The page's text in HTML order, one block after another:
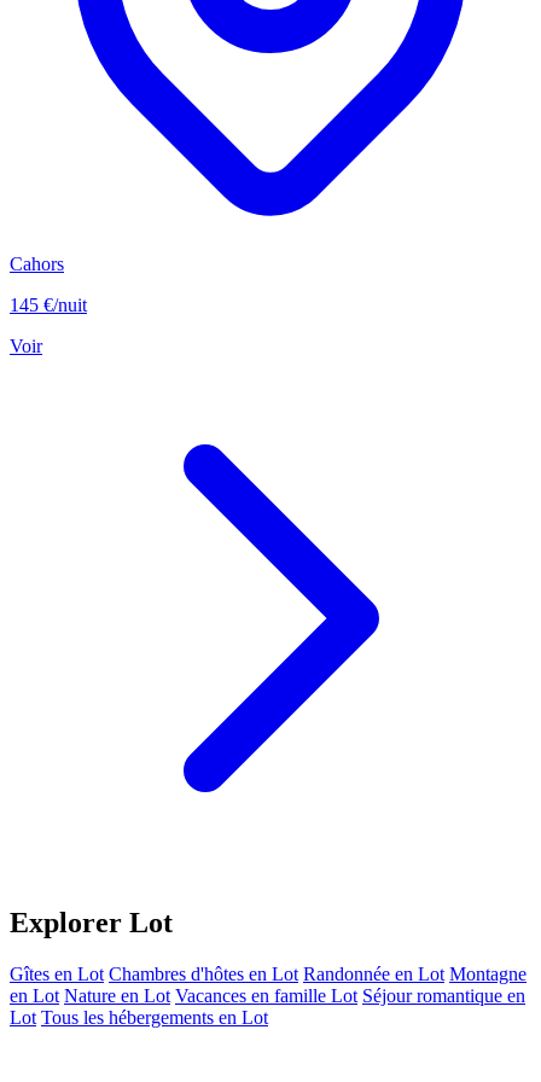
Cahors
145 €/nuit
Voir
Explorer Lot
Gîtes en Lot Chambres d'hôtes en Lot Randonnée en Lot Montagne
en Lot Nature en Lot Vacances en famille Lot Séjour romantique en
Lot Tous les hébergements en Lot